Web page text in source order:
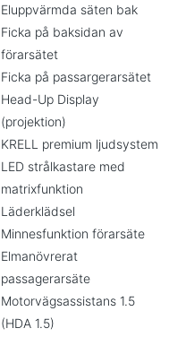
Eluppvärmda säten bak
Ficka på baksidan av
förarsätet
Ficka på passargerarsätet
Head-Up Display
(projektion)
KRELL premium ljudsystem
LED strålkastare med
matrixfunktion
Läderklädsel
Minnesfunktion förarsäte
Elmanövrerat
passagerarsäte
Motorvägsassistans 1.5
(HDA 1.5)